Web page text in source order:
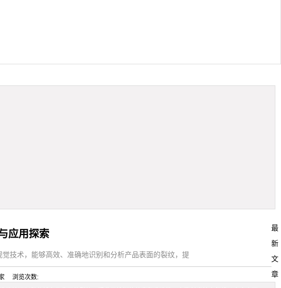
应用探索
技术，能够高效、准确地识别和分析产品表面的裂纹，提
浏览次数:
最
新
文
章